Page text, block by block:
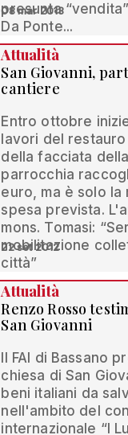
presunta
Da Ponte...
08 mar 2013
Attualità
San Giovanni,
cantiere
Entro ottobre
lavori del
della facciata
parrocchia
euro, ma è solo la
spesa prevista.
mons. Tomasi:
mobilitazione
città”
22 set 2012
Attualità
Renzo Rosso
San Giovanni
Il FAI di Bassano
chiesa di San
beni italiani da
nell'ambito del
internazionale “I